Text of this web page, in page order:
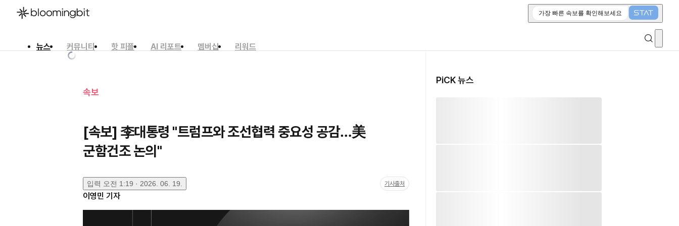
가장 빠른 속보를 확인해보세요
뉴스 커뮤니티 핫 피플 AI 리포트 멤버십
리워드
속보
[속보] 李대통령 "트럼프와 조선협력 중요성 공감…美
군함건조 논의"
입력 오전 1:19 · 2026. 06. 19. 기사출처
이영민 기자
PiCK 뉴스